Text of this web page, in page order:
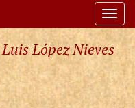
López Nieves